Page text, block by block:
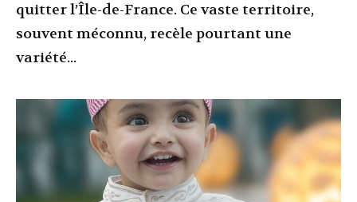
quitter l’Île-de-France. Ce vaste territoire,
souvent méconnu, recèle pourtant une
variété...